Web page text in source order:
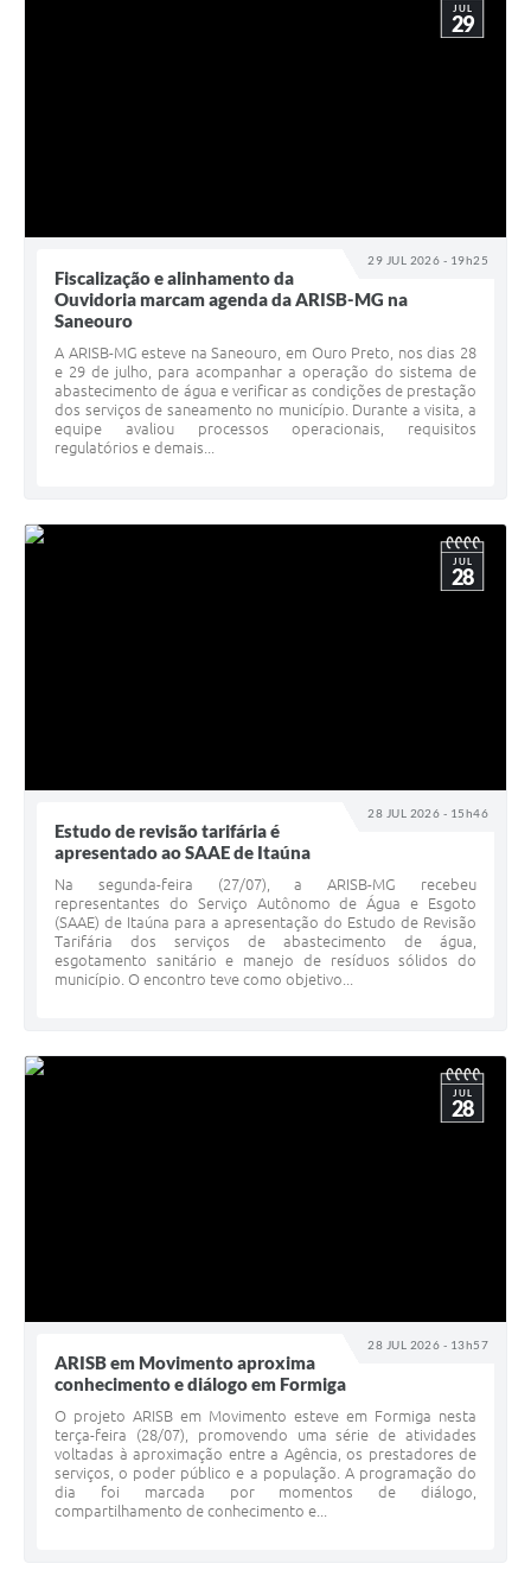
29 JUL 2026 - 19h25
JUL
29
Fiscalização e alinhamento da
Ouvidoria marcam agenda da ARISB-MG na
Saneouro
A ARISB-MG esteve na Saneouro, em Ouro Preto, nos dias 28
e 29 de julho, para acompanhar a operação do sistema de
abastecimento de água e verificar as condições de prestação
dos serviços de saneamento no município. Durante a visita, a
equipe avaliou processos operacionais, requisitos
regulatórios e demais...
28 JUL 2026 - 15h46
JUL
28
Estudo de revisão tarifária é
apresentado ao SAAE de Itaúna
Na segunda-feira (27/07), a ARISB-MG recebeu
representantes do Serviço Autônomo de Água e Esgoto
(SAAE) de Itaúna para a apresentação do Estudo de Revisão
Tarifária dos serviços de abastecimento de água,
esgotamento sanitário e manejo de resíduos sólidos do
município. O encontro teve como objetivo...
28 JUL 2026 - 13h57
JUL
28
ARISB em Movimento aproxima
conhecimento e diálogo em Formiga
O projeto ARISB em Movimento esteve em Formiga nesta
terça-feira (28/07), promovendo uma série de atividades
voltadas à aproximação entre a Agência, os prestadores de
serviços, o poder público e a população. A programação do
dia foi marcada por momentos de diálogo,
compartilhamento de conhecimento e...